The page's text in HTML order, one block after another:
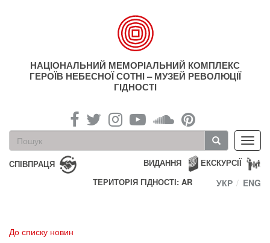
НАЦІОНАЛЬНИЙ МЕМОРІАЛЬНИЙ КОМПЛЕКС
ГЕРОЇВ НЕБЕСНОЇ СОТНІ – МУЗЕЙ РЕВОЛЮЦІЇ
ГІДНОСТІ
Пошукова
форма
Пошук
СПІВПРАЦЯ ЕКСКУРСІЇ
ВИДАННЯ
ТЕРИТОРІЯ ГІДНОСТІ: AR
УКР ENG
До списку новин